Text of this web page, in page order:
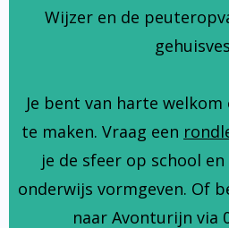
Wijzer en de
Je bent van harte
te maken. Vraag een
je de sfeer op school
onderwijs vormgeven. Of
naar Avonturijn via